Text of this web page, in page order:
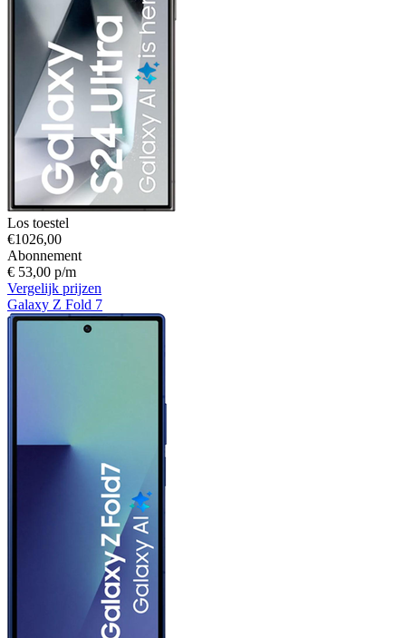
Los toestel
€1026,00
Abonnement
€ 53,00 p/m
Vergelijk prijzen
Galaxy Z Fold 7